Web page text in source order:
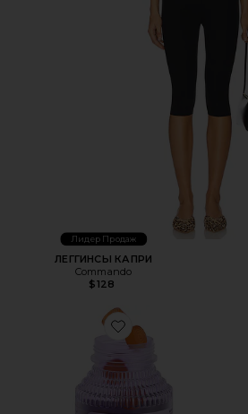
Лидер Продаж
ЛЕГГИНСЫ КАПРИ
Commando
$128
Favorite ВИТАМИННЫЕ